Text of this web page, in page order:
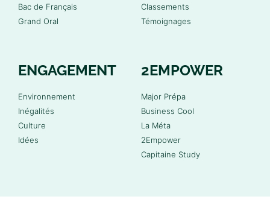
Bac de Français
Grand Oral
Classements
Témoignages
ENGAGEMENT
Environnement
Inégalités
Culture
Idées
2EMPOWER
Major Prépa
Business Cool
La Méta
2Empower
Capitaine Study